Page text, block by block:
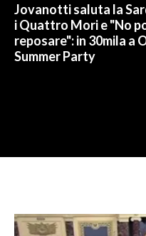
Jovanotti saluta la
i Quattro Mori e "No
reposare": in 30mila a
Summer Party